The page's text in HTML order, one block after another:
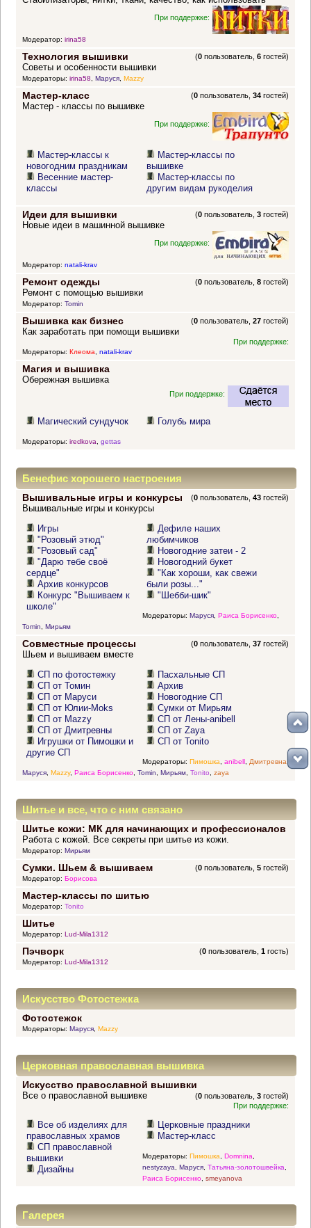
При поддержке:
Модератор: irina58
Технология вышивки (0 пользователь,6 гостей)
Советы и особенности вышивки
Модераторы: irina58, Маруся, Mazzy
Мастер-класс (0 пользователь,34 гостей)
Мастер - классы по вышивке
При поддержке:
Мастер-классы к
новогодним праздникам
Весенние мастер-
классы
Мастер-классы по
вышивке
Мастер-классы по
другим видам рукоделия
Идеи для вышивки (0 пользователь,3 гостей)
Новые идеи в машинной вышивке
При поддержке:
Модератор: natali-krav
Ремонт одежды (0 пользователь,8 гостей)
Ремонт с помощью вышивки
Модератор: Tomin
Вышивка как бизнес (0 пользователь,27 гостей)
Как заработать при помощи вышивки
При поддержке:
Модераторы: Клеома, natali-krav
Магия и вышивка
Обережная вышивка
При поддержке:
Магический сундучок Голубь мира
Модераторы: iredkova gettas
Бенефис хорошего настроения
Вышивальные игры и конкурсы (0 пользователь,43 гостей)
Вышивальные игры и конкурсы
Игры
"Розовый этюд"
"Розовый сад"
"Дарю тебе своё
сердце"
Архив конкурсов
Конкурс "Вышиваем к
школе"
Дефиле наших
любимчиков
Новогодние затеи - 2
Новогодний букет
"Как хороши, как свежи
были розы..."
"Шебби-шик"
Модераторы: Маруся, Раиса Борисенко,
Tomin
Мирьям
Совместные процессы (0 пользователь,37 гостей)
Шьем и вышиваем вместе
СП по фотостежку
СП от Томин
СП от Маруси
СП от Юлии-Moks
СП от Mazzy
СП от Дмитревны
Игрушки от Пимошки и
другие СП
Пасхальные СП
Архив
Новогодние СП
Сумки от Мирьям
СП от Лены-anibell
СП от Zaya
СП от Tonito
Модераторы: Пимошка anibell, Дмитревна
Маруся, Mazzy, Раиса Борисенко, Tomin Мирьям, Tonito zaya
Шитье и все, что с ним связано
Шитье кожи: МК для начинающих и профессионалов
Работа с кожей. Все секреты при шитье из кожи.
Модератор: Мирьям
Сумки. Шьем & вышиваем (0 пользователь,5 гостей)
Модератор: Борисова
Мастер-классы по шитью
Модератор: Tonito
Шитье
Модератор: Lud-Mila1312
Пэчворк (0 пользователь,1 гость)
Модератор: Lud-Mila1312
Искусство Фотостежка
Фотостежок
Модераторы: Маруся, Mazzy
Церковная православная вышивка
Искусство православной вышивки
(0 пользователь,3 гостей)
Все о православной вышивке
При поддержке:
Все об изделиях для
православных храмов
СП православной
вышивки
Дизайны
Церковные праздники
Мастер-класс
Модераторы: Пимошка Domnina
nestyzaya
Маруся, Татьяна-золотошвейка
Раиса Борисенко, smeyanova
Галерея